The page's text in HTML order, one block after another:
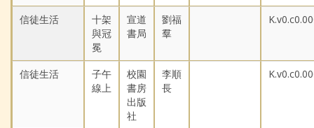
信徒生活
十架
與冠
冕
宣道
書局
劉福
羣
信徒生活
子午
線上
校園
書房
出版
社
李順
長